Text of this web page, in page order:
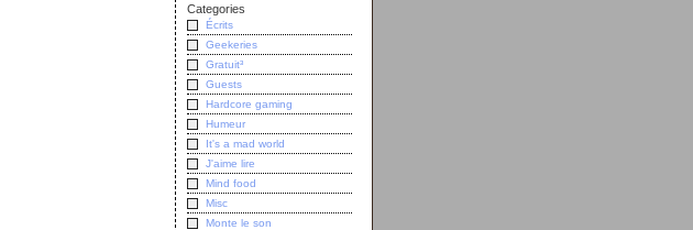
Categories
Écrits
Geekeries
Gratuit³
Guests
Hardcore gaming
Humeur
It's a mad world
J'aime lire
Mind food
Misc
Monte le son